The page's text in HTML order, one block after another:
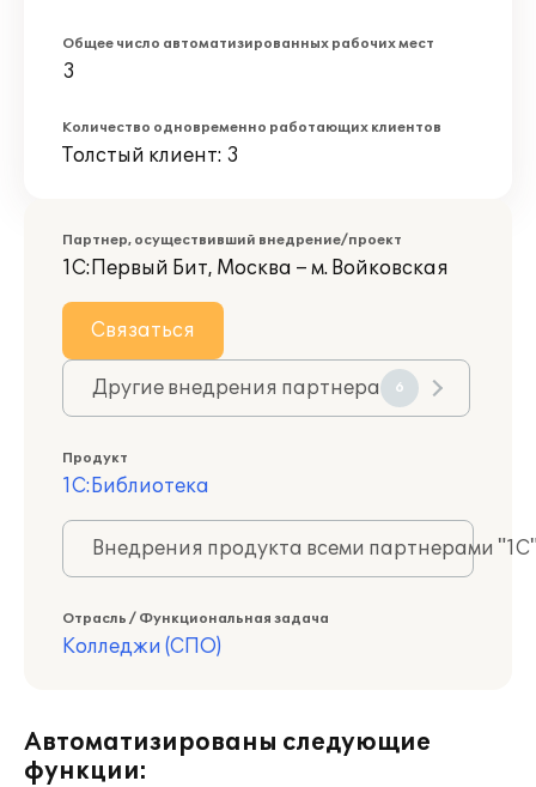
Общее число автоматизированных рабочих мест
3
Количество одновременно работающих клиентов
Толстый клиент: 3
Партнер, осуществивший внедрение/проект
1С:Первый Бит, Москва – м. Войковская
Связаться
Другие внедрения партнера 6
Продукт
1С:Библиотека
Внедрения продукта всеми партнерами
Отрасль / Функциональная задача
Колледжи (СПО)
Автоматизированы следующие
функции: